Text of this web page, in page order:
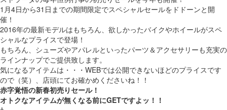
1月4日から31日までの期間限定でスペシャルセールをドドーンと開
催！
2016年の最新モデルはもちろん、欲しかったバイクやホイールがスペ
シャルなプライスで登場！
もちろん、シューズやアパレルといったパーツ＆アクセサリーも充実の
ラインナップでご提供致します。
気になるアイテムは・・・WEBでは公開できないほどのプライスです
ので（笑）、店頭にてお確かめくださいね！！
赤字覚悟の新春初売りセール！
オトクなアイテムが無くなる前にGETですよッ！！